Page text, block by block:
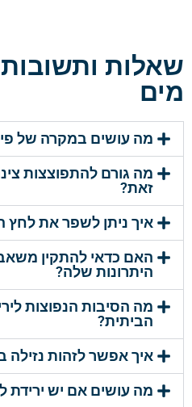
שאלות
מים
מה עושים במקרה של
מה גורם להתפוצצות
זאת?
איך ניתן לשפר את לחץ
האם כדאי להתקין
היתרונות שלה?
מה הסיבות הנפוצות
הביתית?
איך אפשר לזהות נזילה
מה עושים אם יש ירידת